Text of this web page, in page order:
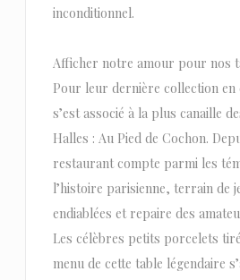
inconditionnel.
Afficher notre amour pour nos
Pour leur dernière collection en
s’est associé à la plus canaille
Halles : Au Pied de Cochon.
restaurant compte parmi les
l’histoire parisienne, terrain de
endiablées et repaire des
Les célèbres petits porcelets
menu de cette table légendaire